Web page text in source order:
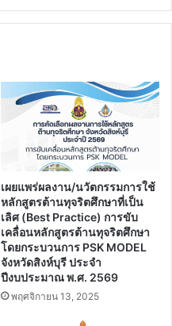
เผยแพร่ผลงาน/นวัตกรรมการใช้
หลักสูตรต้านทุจริตศึกษาที่เป็น
เลิศ (Best Practice) การขับ
เคลื่อนหลักสูตรต้านทุจริตศึกษา
โดยกระบวนการ PSK MODEL
จังหวัดสิงห์บุรี ประจํา
ปีงบประมาณ พ.ศ. 2569
พฤศจิกายน 13, 2025